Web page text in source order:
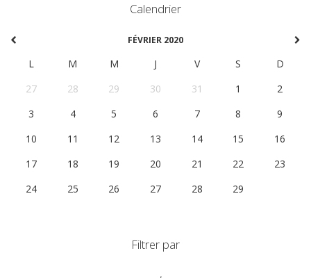
Calendrier
FÉVRIER 2020
L M M J V S
D
27
28 29 30 31 1
2
3
4 5 6 7 8
9
10
11 12 13 14 15
16
17
18 19 20 21 22
23
24
25 26 27 28 29
Filtrer par